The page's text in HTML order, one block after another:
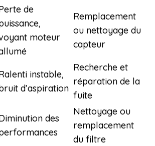
de
moteur
Remplacement
ou nettoyage du
capteur
instable,
d’aspiration
Recherche et
réparation de la
fuite
des
Nettoyage ou
remplacement
du filtre